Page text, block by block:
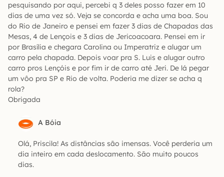
pesquisando por aqui, percebi q 3 deles posso fazer em 10
dias de uma vez só. Veja se concorda e acha uma boa. Sou
do Rio de Janeiro e pensei em fazer 3 dias de Chapadas das
Mesas, 4 de Lençois e 3 dias de Jericoacoara. Pensei em ir
por Brasília e chegara Carolina ou Imperatriz e alugar um
carro pela chapada. Depois voar pra S. Luis e alugar outro
carro pros Lençóis e por fim ir de carro até Jeri. De lá pegar
um vôo pra SP e Rio de volta. Poderia me dizer se acha q
rola?
Obrigada
A Bóia
Olá, Priscila! As distâncias são imensas. Você perderia um
dia inteiro em cada deslocamento. São muito poucos
dias.